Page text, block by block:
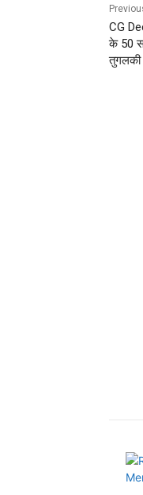
CG
के 50
तुगलकी